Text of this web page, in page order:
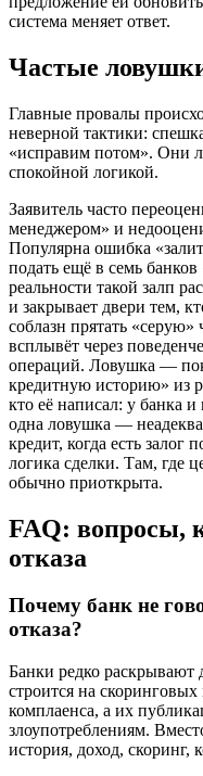
система меняет ответ.
Частые
Главные провалы
неверной тактики:
«исправим потом». Они
спокойной логикой.
Заявитель часто
менеджером» и
Популярна ошибка
подать ещё в семь банков
реальности такой залп
и закрывает двери тем,
соблазн прятать
всплывёт через
операций. Ловушка —
кредитную историю» из
кто её написал: у банка
одна ловушка —
кредит, когда есть залог
логика сделки. Там, где
обычно приоткрыта.
FAQ: вопросы,
отказа
Почему банк не
отказа?
Банки редко раскрывают
строится на
комплаенса, а их
злоупотреблениям.
история, доход, скоринг,